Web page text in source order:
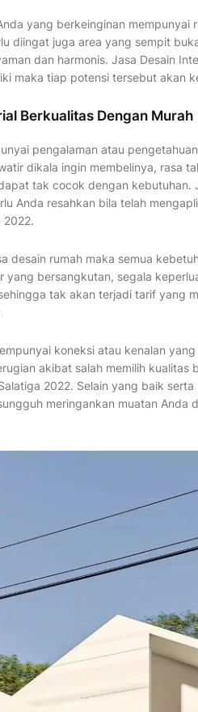
yang berkeinginan mempunyai
diingat juga area yang sempit
dan harmonis. Jasa Desain
maka tiap potensi tersebut akan
Berkualitas Dengan Murah
pengalaman atau
dikala ingin membelinya, rasa
tak cocok dengan kebutuhan.
Anda resahkan bila telah
2022.
desain rumah maka semua
yang bersangkutan, segala
tak akan terjadi tarif yang
koneksi atau kenalan
akibat salah memilih kualitas
2022. Selain yang baik
meringankan muatan Anda